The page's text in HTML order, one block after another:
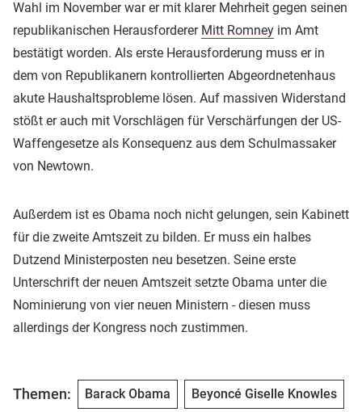
Wahl im November war er mit klarer Mehrheit gegen seinen
republikanischen Herausforderer Mitt Romney im Amt
bestätigt worden. Als erste Herausforderung muss er in
dem von Republikanern kontrollierten Abgeordnetenhaus
akute Haushaltsprobleme lösen. Auf massiven Widerstand
stößt er auch mit Vorschlägen für Verschärfungen der US-
Waffengesetze als Konsequenz aus dem Schulmassaker
von Newtown.
Außerdem ist es Obama noch nicht gelungen, sein Kabinett
für die zweite Amtszeit zu bilden. Er muss ein halbes
Dutzend Ministerposten neu besetzen. Seine erste
Unterschrift der neuen Amtszeit setzte Obama unter die
Nominierung von vier neuen Ministern - diesen muss
allerdings der Kongress noch zustimmen.
Themen: Barack Obama Beyoncé Giselle Knowles